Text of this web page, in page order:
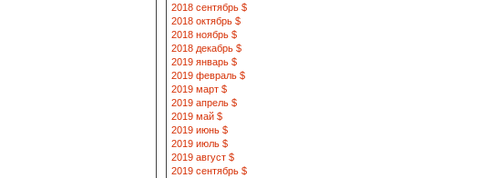
2018 сентябрь $
2018 октябрь $
2018 ноябрь $
2018 декабрь $
2019 январь $
2019 февраль $
2019 март $
2019 апрель $
2019 май $
2019 июнь $
2019 июль $
2019 август $
2019 сентябрь $